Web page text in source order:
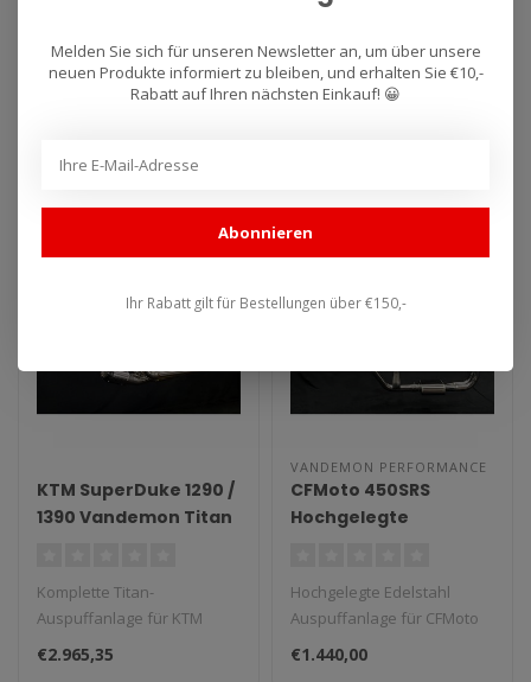
Slip-On
Auspuffanlage 2018–
Titan Slip-On Auspuffanlage
Hochgelegte
Edelstahl
Auspuffanlage
Hochgelegte Edelstahl
KTM SuperDuke 1290 /
1390 Vandemon Titan
2025
Komplette Titan-
Auspuffanlage für KTM
SuperDuke 1290/1390
(2020–2025)...
€2.965,35
VANDEMON PERFORMANCE
CFMoto 450SRS
Hochgelegte
Hochgelegte Edelstahl
Auspuffanlage für CFMoto
450SRS.
€1.440,00
Melden Sie sich für unseren Newsletter an, um über unsere
neuen Produkte informiert zu bleiben, und erhalten Sie €10,-
Rabatt auf Ihren nächsten Einkauf! 😀
Abonnieren
Ihr Rabatt gilt für Bestellungen über €150,-